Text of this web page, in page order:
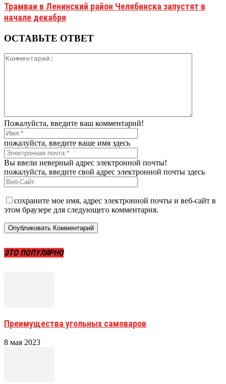
Трамваи в Ленинский район Челябинска запустят в
начале декабря
ОСТАВЬТЕ ОТВЕТ
Пожалуйста, введите ваш комментарий!
пожалуйста, введите ваше имя здесь
Вы ввели неверный адрес электронной почты!
пожалуйста, введите свой адрес электронной почты здесь
сохраните мое имя, адрес электронной почты и веб-сайт в
этом браузере для следующего комментария.
ЭТО ПОПУЛЯРНО
Преимущества угольных самоваров
8 мая 2023